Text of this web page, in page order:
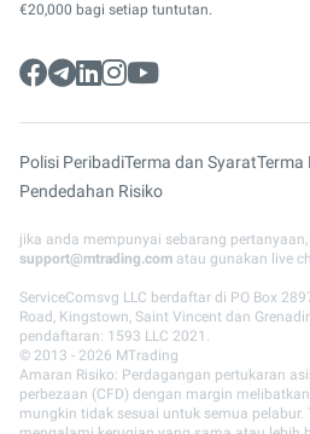
€20,000 bagi setiap tuntutan.
Polisi PeribadiTerma dan SyaratTerma
Pendedahan Risiko
jika anda mempunyai sebarang
support@mtrading.com atau gunakan live
ServiceComsvg LLC berdaftar di PO Box
Road, Kingstown, Saint Vincent dan
pendaftaran: 1593 LLC 2021.
© 2013 - 2026 MTrading
Amaran Risiko: Perdagangan pertukaran
perbezaan (CFD) dengan margin
mungkin tidak sesuai untuk semua